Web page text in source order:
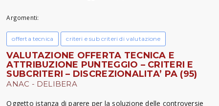
Argomenti:
offerta tecnica criteri e sub criteri di valutazione
VALUTAZIONE OFFERTA TECNICA E
ATTRIBUZIONE PUNTEGGIO – CRITERI E
SUBCRITERI – DISCREZIONALITA’ PA (95)
ANAC - DELIBERA
Oggetto istanza di parere per la soluzione delle controversie